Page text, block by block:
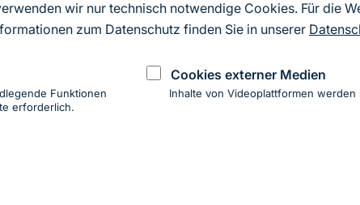
wir nur technisch notwendige Cookies. Für die
zum Datenschutz finden Sie in unserer
Funktionen
erforderlich.
Cookies externer Medien
Inhalte von Videoplattformen werden
2019). Aus besonderen Schutzgründen enthalten die zur